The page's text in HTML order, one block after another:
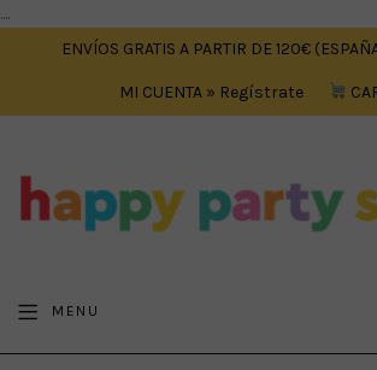
....
ENVÍOS GRATIS A PARTIR DE 120€
MI CUENTA » Regístrate
MENU